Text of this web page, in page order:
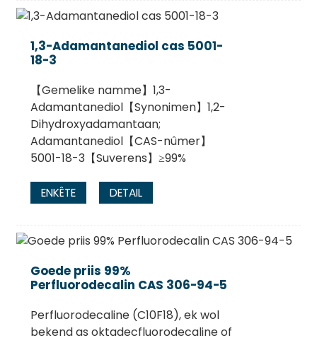
1,3-Adamantanediol cas 5001-
18-3
【Gemelike namme】1,3-
Adamantanediol【Synonimen】1,2-
Dihydroxyadamantaan;
Adamantanediol【CAS-nûmer】
5001-18-3【Suverens】≥99%
ENKÊTE DETAIL
Goede priis 99%
Perfluorodecalin CAS 306-94-5
Perfluorodecaline (C10F18), ek wol
bekend as oktadecfluorodecaline of